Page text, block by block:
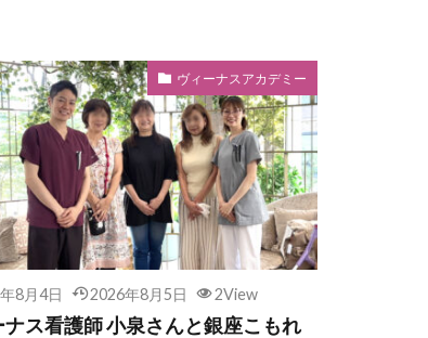
ヴィーナスアカデミー
8月4日 2026年8月5日 2View
ナス看護師 小泉さんと銀座こもれ